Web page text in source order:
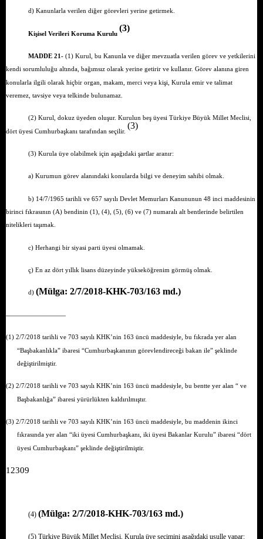
d) Kanunlarla verilen diğer görevleri yerine getirmek.
Kişisel Verileri Koruma Kurulu
(3)
MADDE 21-(1) Kurul, bu Kanunla ve diğer mevzuatla verilen görev ve yetkilerini
kendi sorumluluğu altında, bağımsız olarak yerine getirir ve kullanır. Görev alanına giren
konularla ilgili olarak hiçbir organ, makam, merci veya kişi, Kurula emir ve talimat
veremez, tavsiye veya telkinde bulunamaz.
(2) Kurul, dokuz üyeden oluşur. Kurulun beş üyesi Türkiye Büyük Millet Meclisi,
dört üyesi Cumhurbaşkanı tarafından seçilir.
(3)
(3) Kurula üye olabilmek için aşağıdaki şartlar aranır:
a) Kurumun görev alanındaki konularda bilgi ve deneyim sahibi olmak.
b) 14/7/1965 tarihli ve 657 sayılı Devlet Memurları Kanununun 48 inci maddesinin
birinci fıkrasının (A) bendinin (1), (4), (5), (6) ve (7) numaralı alt bentlerinde belirtilen
nitelikleri taşımak.
c) Herhangi bir siyasi parti üyesi olmamak.
ç) En az dört yıllık lisans düzeyinde yükseköğrenim görmüş olmak.
d) (Mülga: 2/7/2018-KHK-703/163 md.)
–––––––––––––––––
(1) 2/7/2018 tarihli ve 703 sayılı KHK’nin 163 üncü maddesiyle, bu fıkrada yer alan
“Başbakanlıkla” ibaresi “Cumhurbaşkanının görevlendireceği bakan ile” şeklinde
değiştirilmiştir.
(2) 2/7/2018 tarihli ve 703 sayılı KHK’nin 163 üncü maddesiyle, bu bentte yer alan “ ve
Başbakanlığa” ibaresi yürürlükten kaldırılmıştır.
(3) 2/7/2018 tarihli ve 703 sayılı KHK’nin 163 üncü maddesiyle, bu maddenin ikinci
fıkrasında yer alan “iki üyesi Cumhurbaşkanı, iki üyesi Bakanlar Kurulu” ibaresi “dört
üyesi Cumhurbaşkanı” şeklinde değiştirilmiştir.
12309
(4) (Mülga: 2/7/2018-KHK-703/163 md.)
(5) Türkiye Büyük Millet Meclisi, Kurula üye seçimini aşağıdaki usulle yapar: